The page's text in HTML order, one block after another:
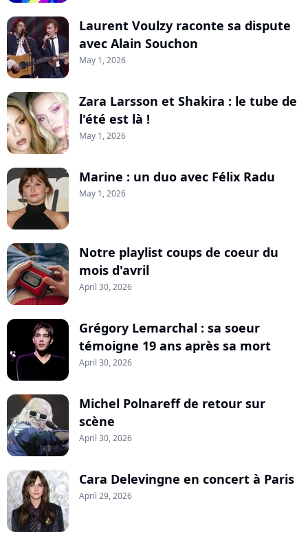
Laurent Voulzy raconte sa dispute
avec Alain Souchon
May 1, 2026
Zara Larsson et Shakira : le tube de
l'été est là !
May 1, 2026
Marine : un duo avec Félix Radu
May 1, 2026
Notre playlist coups de coeur du
mois d'avril
April 30, 2026
Grégory Lemarchal : sa soeur
témoigne 19 ans après sa mort
April 30, 2026
Michel Polnareff de retour sur
scène
April 30, 2026
Cara Delevingne en concert à Paris
April 29, 2026